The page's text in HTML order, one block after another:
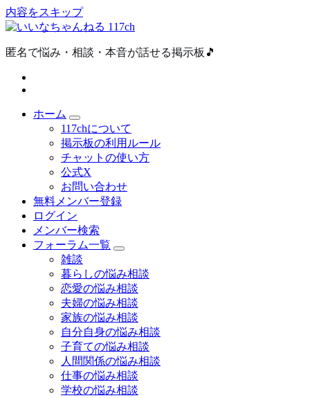
内容をスキップ
匿名で悩み・相談・本音が話せる掲示板🎵
ホーム
117chについて
掲示板の利用ルール
チャットの使い方
公式X
お問い合わせ
無料メンバー登録
ログイン
メンバー検索
フォーラム一覧
雑談
暮らしの悩み相談
恋愛の悩み相談
夫婦の悩み相談
家族の悩み相談
自分自身の悩み相談
子育ての悩み相談
人間関係の悩み相談
仕事の悩み相談
学校の悩み相談